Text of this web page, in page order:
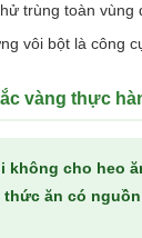
trùng toàn vùng
vôi bột là công
vàng thực
không cho heo
thức ăn có